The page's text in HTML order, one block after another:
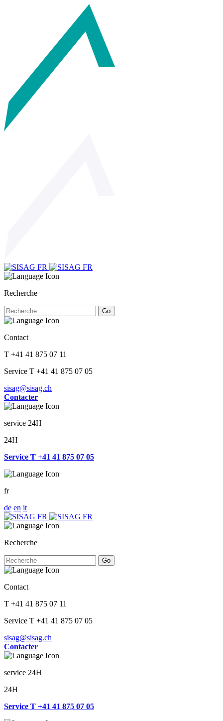
Recherche
Go
Contact
T +41 41 875 07 11
Service T +41 41 875 07 05
sisag@sisag.ch
Contacter
service 24H
24H
Service T +41 41 875 07 05
fr
de en it
Recherche
Go
Contact
T +41 41 875 07 11
Service T +41 41 875 07 05
sisag@sisag.ch
Contacter
service 24H
24H
Service T +41 41 875 07 05